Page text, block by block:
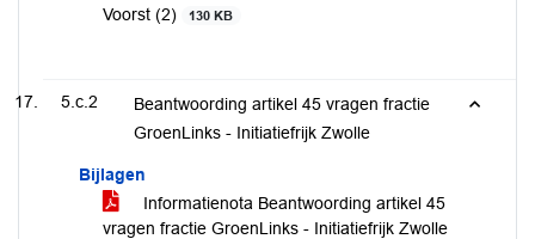
Voorst (2)
130 KB
5.c.2
Beantwoording artikel 45 vragen fractie
GroenLinks - Initiatiefrijk Zwolle
Bijlagen
Informatienota Beantwoording artikel 45
vragen fractie GroenLinks - Initiatiefrijk Zwolle